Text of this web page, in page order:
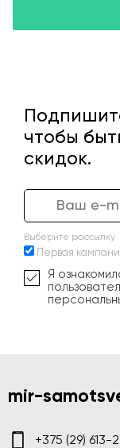
чтобы
скидок.
Выберите рассылку
Первая
Я
mir-
+375 (29) 613-